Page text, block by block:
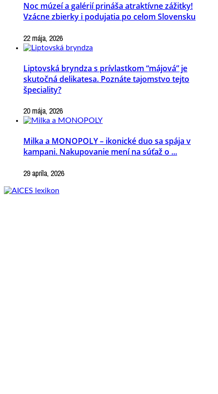
Noc múzeí a galérií prináša atraktívne zážitky!
Vzácne zbierky i podujatia po celom Slovensku
22 mája, 2026
Liptovská bryndza s prívlastkom “májová” je
skutočná delikatesa. Poznáte tajomstvo tejto
špeciality?
20 mája, 2026
Milka a MONOPOLY – ikonické duo sa spája v
kampani. Nakupovanie mení na súťaž o ...
29 apríla, 2026